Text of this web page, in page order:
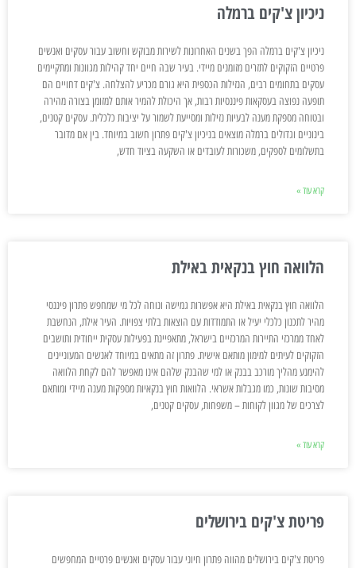
ניכיון צ'קים ברמלה
ניכיון צ'קים ברמלה הפך בשנים האחרונות לשירות מבוקש וחשוב עבור עסקים ואנשים
פרטיים הזקוקים לתזרים מזומנים מיידי. בעיר שבה חיים יחד קהילות מגוונות ומתקיימים
עסקים בתחומים רבים, הנזילות הכספית היא גורם מכריע להצלחה. צ'קים דחויים הם
תופעה נפוצה בעסקאות פיננסיות רבות, אך היכולת להמיר אותם למזומן בצורה מהירה
ובטוחה מספקת מענה לבעיות נזילות ומסייעת לשמור על יציבות כלכלית. עסקים קטנים,
בינוניים וגדולים ברמלה מוצאים בניכיון צ'קים פתרון חשוב במיוחד. בין אם מדובר
בתשלומים לספקים, משכורות לעובדים או השקעה בציוד חדש,
קרא עוד »
הלוואה חוץ בנקאית באילת
הלוואה חוץ בנקאית באילת היא אפשרות גמישה ונוחה לכל מי שמחפש פתרון פיננסי
מהיר לתכנון כלכלי יעיל או התמודדות עם הוצאות בלתי צפויות. העיר אילת, הנחשבת
לאחד ממרכזי התיירות המרכזיים בישראל, מתאפיינת בפעילות עסקית ייחודית ותושבים
הזקוקים לעיתים למימון מותאם אישית. פתרון זה מתאים במיוחד לאנשים המעוניינים
להימנע מהליך מורכב בבנק או למי שהבנק שלהם אינו מאפשר להם לקחת הלוואה
מסיבות שונות, כמו מגבלות אשראי. הלוואות חוץ בנקאיות מספקות מענה מיידי ומותאם
לצרכים של מגוון לקוחות – משפחות, עסקים קטנים,
קרא עוד »
פריטת צ'קים בירושלים
פריטת צ'קים בירושלים מהווה פתרון חיוני עבור עסקים ואנשים פרטיים המחפשים